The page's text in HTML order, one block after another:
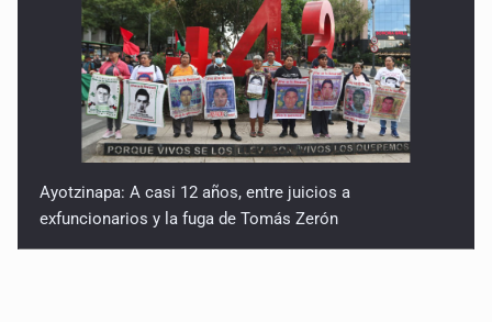
Ayotzinapa: A casi 12 años, entre juicios a
exfuncionarios y la fuga de Tomás Zerón